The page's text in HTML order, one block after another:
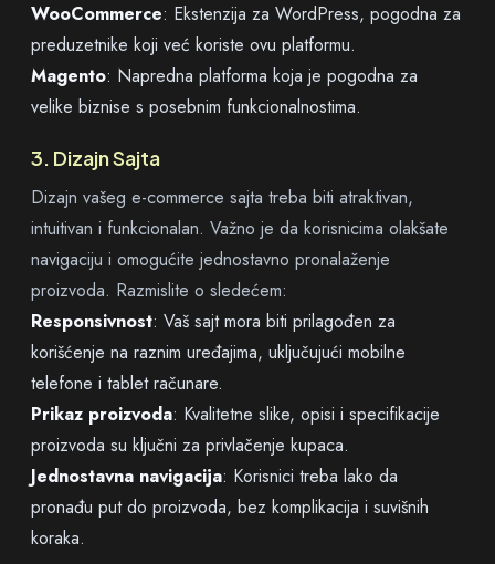
WooCommerce: Ekstenzija za WordPress, pogodna za
preduzetnike koji već koriste ovu platformu.
Magento: Napredna platforma koja je pogodna za
velike biznise s posebnim funkcionalnostima.
3. Dizajn Sajta
Dizajn vašeg e-commerce sajta treba biti atraktivan,
intuitivan i funkcionalan. Važno je da korisnicima olakšate
navigaciju i omogućite jednostavno pronalaženje
proizvoda. Razmislite o sledećem:
Responsivnost: Vaš sajt mora biti prilagođen za
korišćenje na raznim uređajima, uključujući mobilne
telefone i tablet računare.
Prikaz proizvoda: Kvalitetne slike, opisi i specifikacije
proizvoda su ključni za privlačenje kupaca.
Jednostavna navigacija: Korisnici treba lako da
pronađu put do proizvoda, bez komplikacija i suvišnih
koraka.